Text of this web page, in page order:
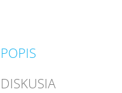
POPIS
DISKUSIA